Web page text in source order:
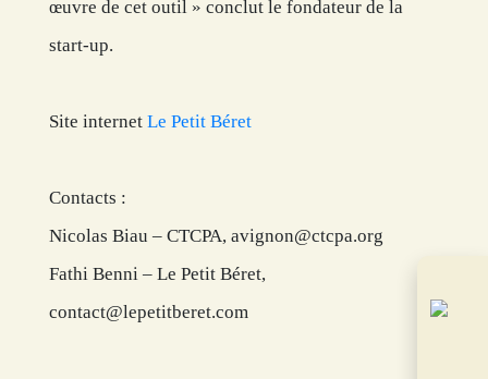
œuvre de cet outil » conclut le fondateur de la
start-up.
Site internet Le Petit Béret
Contacts :
Nicolas Biau – CTCPA, avignon@ctcpa.org
Fathi Benni – Le Petit Béret,
contact@lepetitberet.com